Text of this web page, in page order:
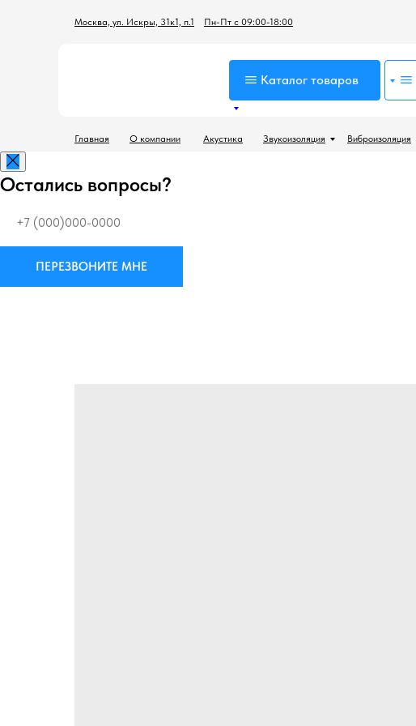
Главная О компании Звукоизоляция
Акустика Виброизоляция
Каталог товаров
Москва, ул. Искры, 31к1, п.1 Пн-Пт с 09:00-18:00
Остались вопросы?
ПЕРЕЗВОНИТЕ МНЕ